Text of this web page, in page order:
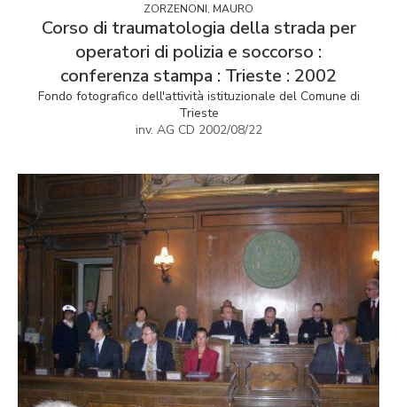
ZORZENONI, MAURO
Corso di traumatologia della strada per
operatori di polizia e soccorso :
conferenza stampa : Trieste : 2002
Fondo fotografico dell'attività istituzionale del Comune di
Trieste
inv. AG CD 2002/08/22